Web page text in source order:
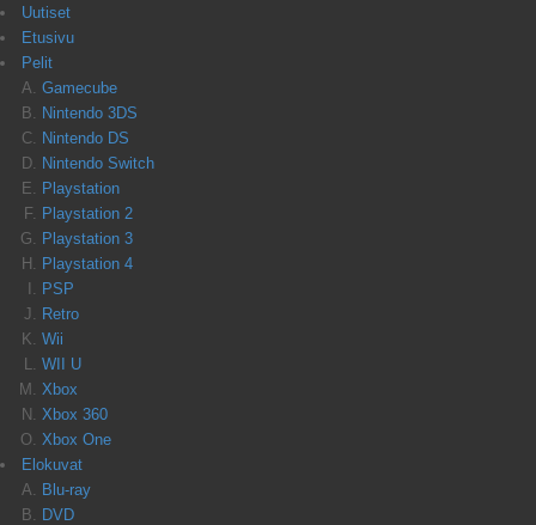
Uutiset
Etusivu
Pelit
Gamecube
Nintendo 3DS
Nintendo DS
Nintendo Switch
Playstation
Playstation 2
Playstation 3
Playstation 4
PSP
Retro
Wii
WII U
Xbox
Xbox 360
Xbox One
Elokuvat
Blu-ray
DVD